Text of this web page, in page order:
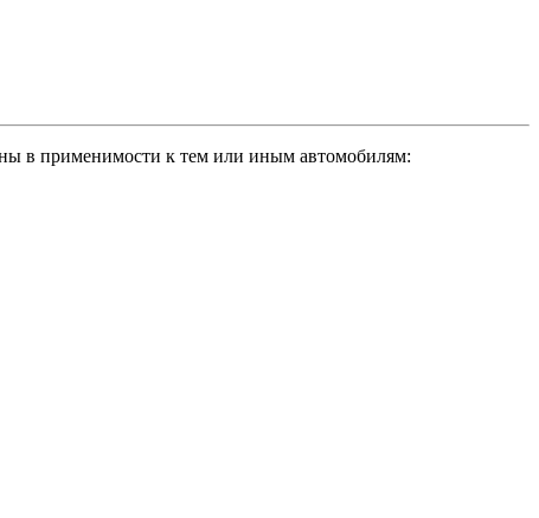
в применимости к тем или иным автомобилям: